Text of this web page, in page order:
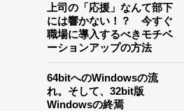
上司の「応援」なんて部下
には響かない！？ 今すぐ
職場に導入するべきモチベ
ーションアップの方法
64bitへのWindowsの流
れ。そして、32bit版
Windowsの終焉